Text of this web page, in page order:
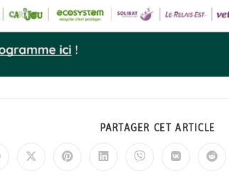
PARTAGER CET ARTICLE